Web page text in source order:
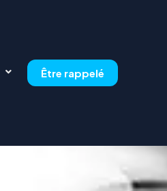
Être rappelé